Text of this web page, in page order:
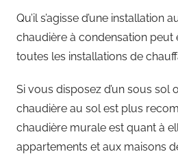
Qu’il s’agisse d’une installation
chaudière à condensation peut
toutes les installations de
Si vous disposez d’un sous sol
chaudière au sol est plus
chaudière murale est quant à
appartements et aux maisons